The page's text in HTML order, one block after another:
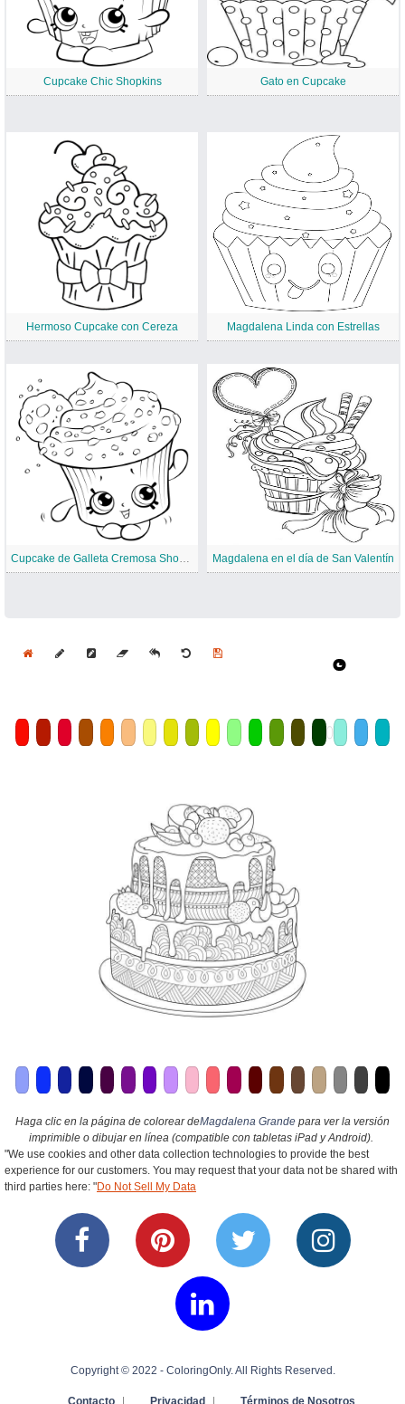
Cupcake Chic Shopkins Gato en Cupcake
Hermoso Cupcake con Cereza Magdalena Linda con Estrellas
Cupcake de Galleta Cremosa Shopkin Magdalena en el día de San Valentín
Haga clic en la página de colorear deMagdalena Grande para ver la versión
imprimible o dibujar en línea (compatible con tabletas iPad y Android).
"We use cookies and other data collection technologies to provide the best
experience for our customers. You may request that your data not be shared with
third parties here: "Do Not Sell My Data
Copyright © 2022 - ColoringOnly. All Rights Reserved.
Contacto Privacidad Términos de Nosotros